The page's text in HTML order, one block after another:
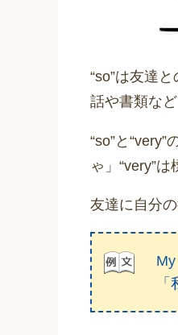
“so”は友達
話や書類な
“so”と
ゃ」“very”
友達に自分